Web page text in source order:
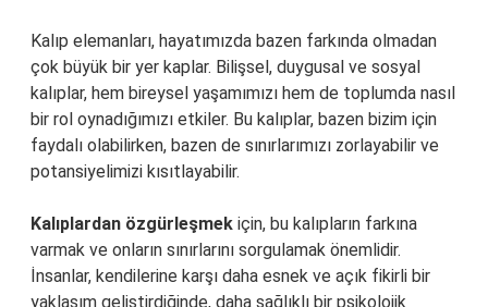
Kalıp elemanları, hayatımızda bazen farkında olmadan
çok büyük bir yer kaplar. Bilişsel, duygusal ve sosyal
kalıplar, hem bireysel yaşamımızı hem de toplumda nasıl
bir rol oynadığımızı etkiler. Bu kalıplar, bazen bizim için
faydalı olabilirken, bazen de sınırlarımızı zorlayabilir ve
potansiyelimizi kısıtlayabilir.
Kalıplardan özgürleşmek için, bu kalıpların farkına
varmak ve onların sınırlarını sorgulamak önemlidir.
İnsanlar, kendilerine karşı daha esnek ve açık fikirli bir
yaklaşım geliştirdiğinde, daha sağlıklı bir psikolojik